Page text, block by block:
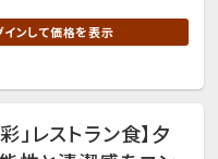
インして価格を表示
」レストラン食】夕